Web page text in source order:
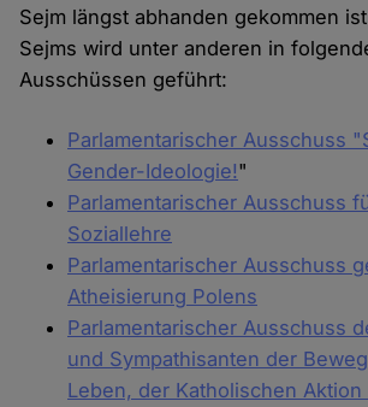
Sejm längst abhanden gekommen
Sejms wird unter anderen in
Ausschüssen geführt:
Parlamentarischer Ausschuss
Gender-Ideologie!"
Parlamentarischer Ausschuss
Soziallehre
Parlamentarischer Ausschuss
Atheisierung Polens
Parlamentarischer Ausschuss
und Sympathisanten der
Leben, der Katholischen